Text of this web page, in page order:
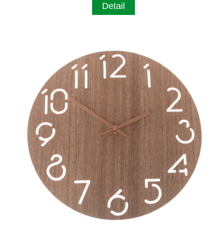
Detail